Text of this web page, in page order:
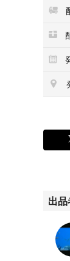
にか
【
コン
出